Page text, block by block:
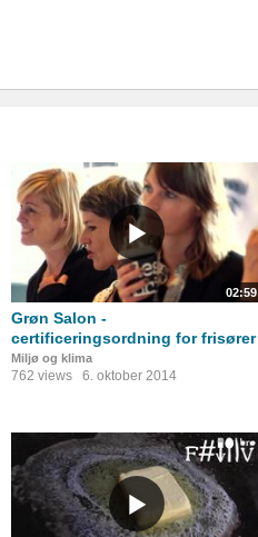
02:59
Grøn Salon -
certificeringsordning for frisører
Miljø og klima
762 views 6. oktober 2014